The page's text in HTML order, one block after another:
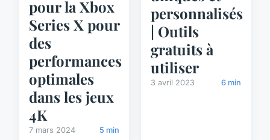
pour la Xbox
Series X pour
des
performances
optimales
dans les jeux
4K
7 mars 2024 5 min
personnalisés
| Outils
gratuits à
utiliser
3 avril 2023 6 min